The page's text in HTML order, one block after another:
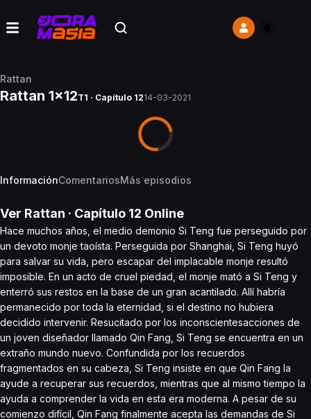
Rattan
Rattan 1x12T1 · Capítulo 1214-03-2021
InformaciónComentariosMás episodios
Ver Rattan · Capítulo 12 Online
Hace muchos años, el medio demonio Si Teng fue perseguido por
un devoto monje taoísta. Perseguida por Shanghai, Si Teng huyó
para salvar su vida, pero escapar del implacable monje resultó
imposible. En un acto de cruel piedad, el monje mató a Si Teng y
enterró sus restos en la base de un gran acantilado. Allí habría
permanecido por toda la eternidad, si el destino no hubiera
decidido intervenir. Resucitado por los inconscientesacciones de
un joven diseñador llamado Qin Fang, Si Teng se encuentra en un
extraño mundo nuevo. Confundida por los recuerdos
fragmentados en su cabeza, Si Teng insiste en que Qin Fang la
ayude a recuperar sus recuerdos, mientras que al mismo tiempo la
ayuda a comprender la vida en esta era moderna. A pesar de su
comienzo difícil, Qin Fang finalmente acepta las demandas de Si